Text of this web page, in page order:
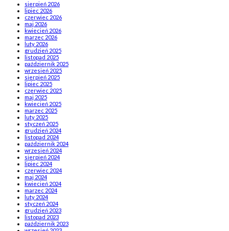
sierpień 2026
lipiec 2026
czerwiec 2026
maj 2026
kwiecień 2026
marzec 2026
luty 2026
grudzień 2025
listopad 2025
październik 2025
wrzesień 2025
sierpień 2025
lipiec 2025
czerwiec 2025
maj 2025
kwiecień 2025
marzec 2025
luty 2025
styczeń 2025
grudzień 2024
listopad 2024
październik 2024
wrzesień 2024
sierpień 2024
lipiec 2024
czerwiec 2024
maj 2024
kwiecień 2024
marzec 2024
luty 2024
styczeń 2024
grudzień 2023
listopad 2023
październik 2023